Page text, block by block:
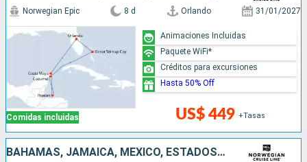
Comidas incluidas
Norwegian Epic 8 d Orlando 31/01/2027
US$ 449 +Tasas
Animaciones Incluidas
Paquete WiFi*
Créditos para excursiones
Hasta 50% Off
BAHAMAS, JAMAICA, MÉXICO, ESTADOS UNIDOS